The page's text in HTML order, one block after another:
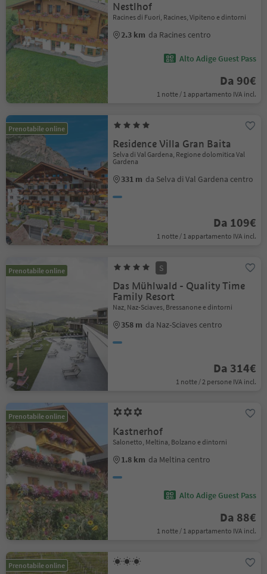
Nestlhof
Racines di Fuori, Racines, Vipiteno e dintorni
2.3 km da Racines centro
Alto Adige Guest Pass
Da 90€
1 notte / 1 appartamento IVA incl.
Prenotabile online
Residence Villa Gran Baita
Selva di Val Gardena, Regione dolomitica Val
Gardena
331 m da Selva di Val Gardena centro
Da 109€
1 notte / 1 appartamento IVA incl.
Prenotabile online S
Das Mühlwald - Quality Time
Family Resort
Naz, Naz-Sciaves, Bressanone e dintorni
358 m da Naz-Sciaves centro
Da 314€
1 notte / 2 persone IVA incl.
Prenotabile online
Kastnerhof
Salonetto, Meltina, Bolzano e dintorni
1.8 km da Meltina centro
Alto Adige Guest Pass
Da 88€
1 notte / 1 appartamento IVA incl.
Prenotabile online